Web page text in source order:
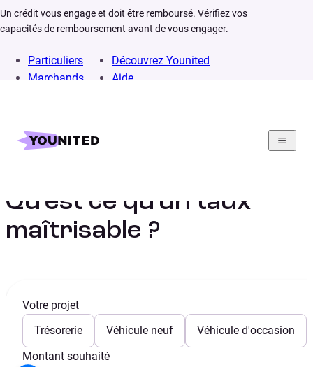
Un crédit vous engage et doit être remboursé. Vérifiez vos
capacités de remboursement avant de vous engager.
Particuliers
Marchands
Découvrez Younited
Aide
Home
Qu’est ce qu’un taux
maîtrisable ?
Votre projet
Trésorerie
Véhicule neuf
Véhicule d'occasion
Montant souhaité